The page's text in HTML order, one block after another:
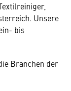
Unsere
bis
Branchen der